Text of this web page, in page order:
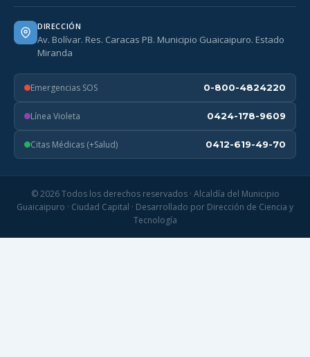
DIRECCIÓN
Av. Bolívar. Res. Caracas PB. Municipio Guaicaipuro. Estado
Miranda
Emergencias SOS 0-800-4824220
Línea Violeta 0424-178-9609
Citas Médicas (+Salud) 0412-619-49-70
© 2026 Todos los derechos reservados · Alcaldía del Municipio
Guaicaipuro · Ciudad Capital · Desarrollado por Dirección de Ciencia y
Tecnología